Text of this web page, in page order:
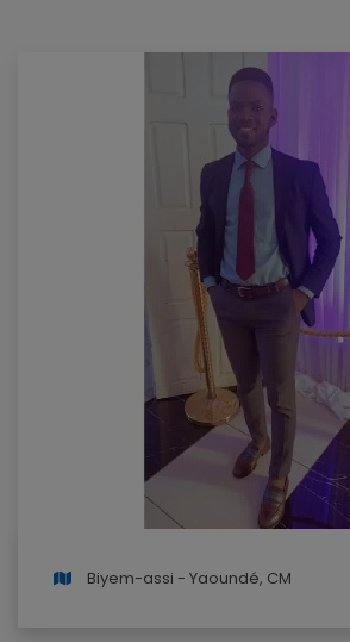
Biyem-assi - Yaoundé, CM